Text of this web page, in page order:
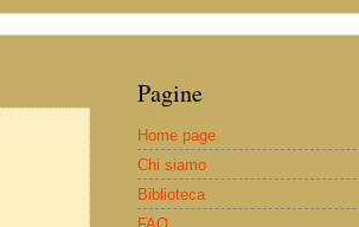
Pagine
Home page
Chi siamo
Biblioteca